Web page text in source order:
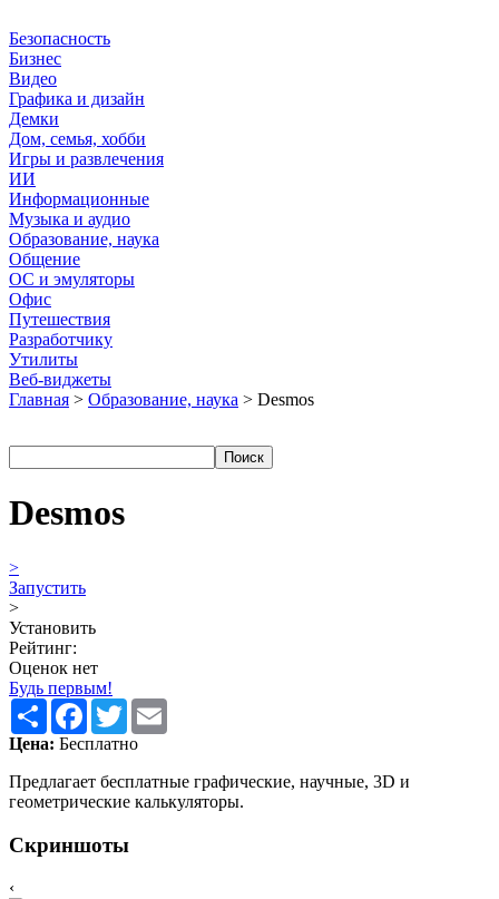
Безопасность
Бизнес
Видео
Графика и дизайн
Демки
Дом, семья, хобби
Игры и развлечения
ИИ
Информационные
Музыка и аудио
Образование, наука
Общение
ОС и эмуляторы
Офис
Путешествия
Разработчику
Утилиты
Веб-виджеты
Главная > Образование, наука > Desmos
Desmos
>
Запустить
>
Установить
Рейтинг:
Оценок нет
Будь первым!
Share Facebook
Twitter
Цена: Бесплатно
Предлагает бесплатные графические, научные, 3D и
геометрические калькуляторы.
Скриншоты
‹